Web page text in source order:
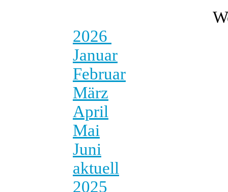
2026
Januar
Februar
März
April
Mai
Juni
aktuell
2025